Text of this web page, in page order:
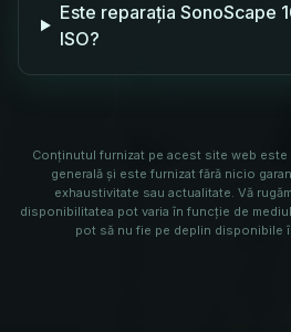
Este reparația SonoScape
ISO?
Conținutul furnizat pe acest site web
generală și este furnizat fără nicio
exhaustivitate sau actualitate. Vă
disponibilitatea pot varia în funcție de
pot să nu fie pe deplin disponibile